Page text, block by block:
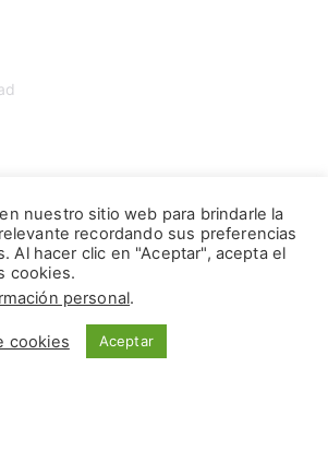
nuestro sitio web para brindarle la
recordando sus preferencias
Al hacer clic en "Aceptar", acepta el
cookies.
personal.
cookies Aceptar